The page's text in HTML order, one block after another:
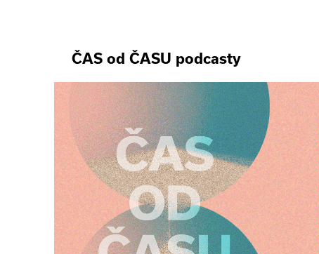
ČAS od ČASU podcasty